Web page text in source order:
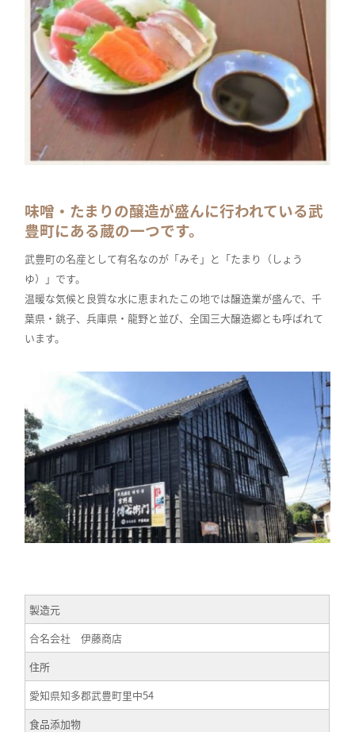
味噌・たまりの醸造が盛んに行われている武
豊町にある蔵の一つです。
武豊町の名産として有名なのが「みそ」と「たまり（しょう
ゆ）」です。
温暖な気候と良質な水に恵まれたこの地では醸造業が盛んで、千
葉県・銚子、兵庫県・龍野と並び、全国三大醸造郷とも呼ばれて
います。
製造元
合名会社 伊藤商店
住所
愛知県知多郡武豊町里中54
食品添加物